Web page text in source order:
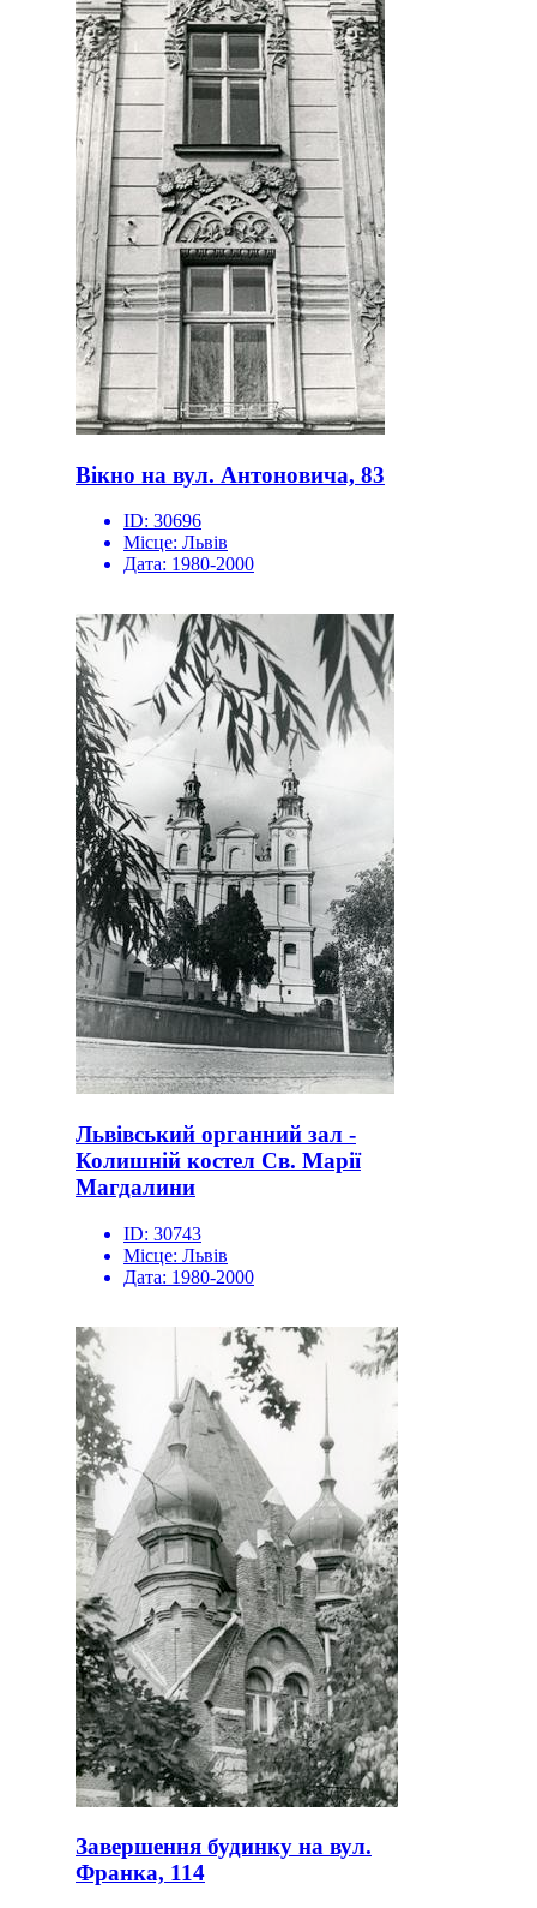
Вікно на вул. Антоновича, 83
ID: 30696
Місце: Львів
Дата: 1980-2000
Львівський органний зал -
Колишній костел Св. Марії
Магдалини
ID: 30743
Місце: Львів
Дата: 1980-2000
Завершення будинку на вул.
Франка, 114